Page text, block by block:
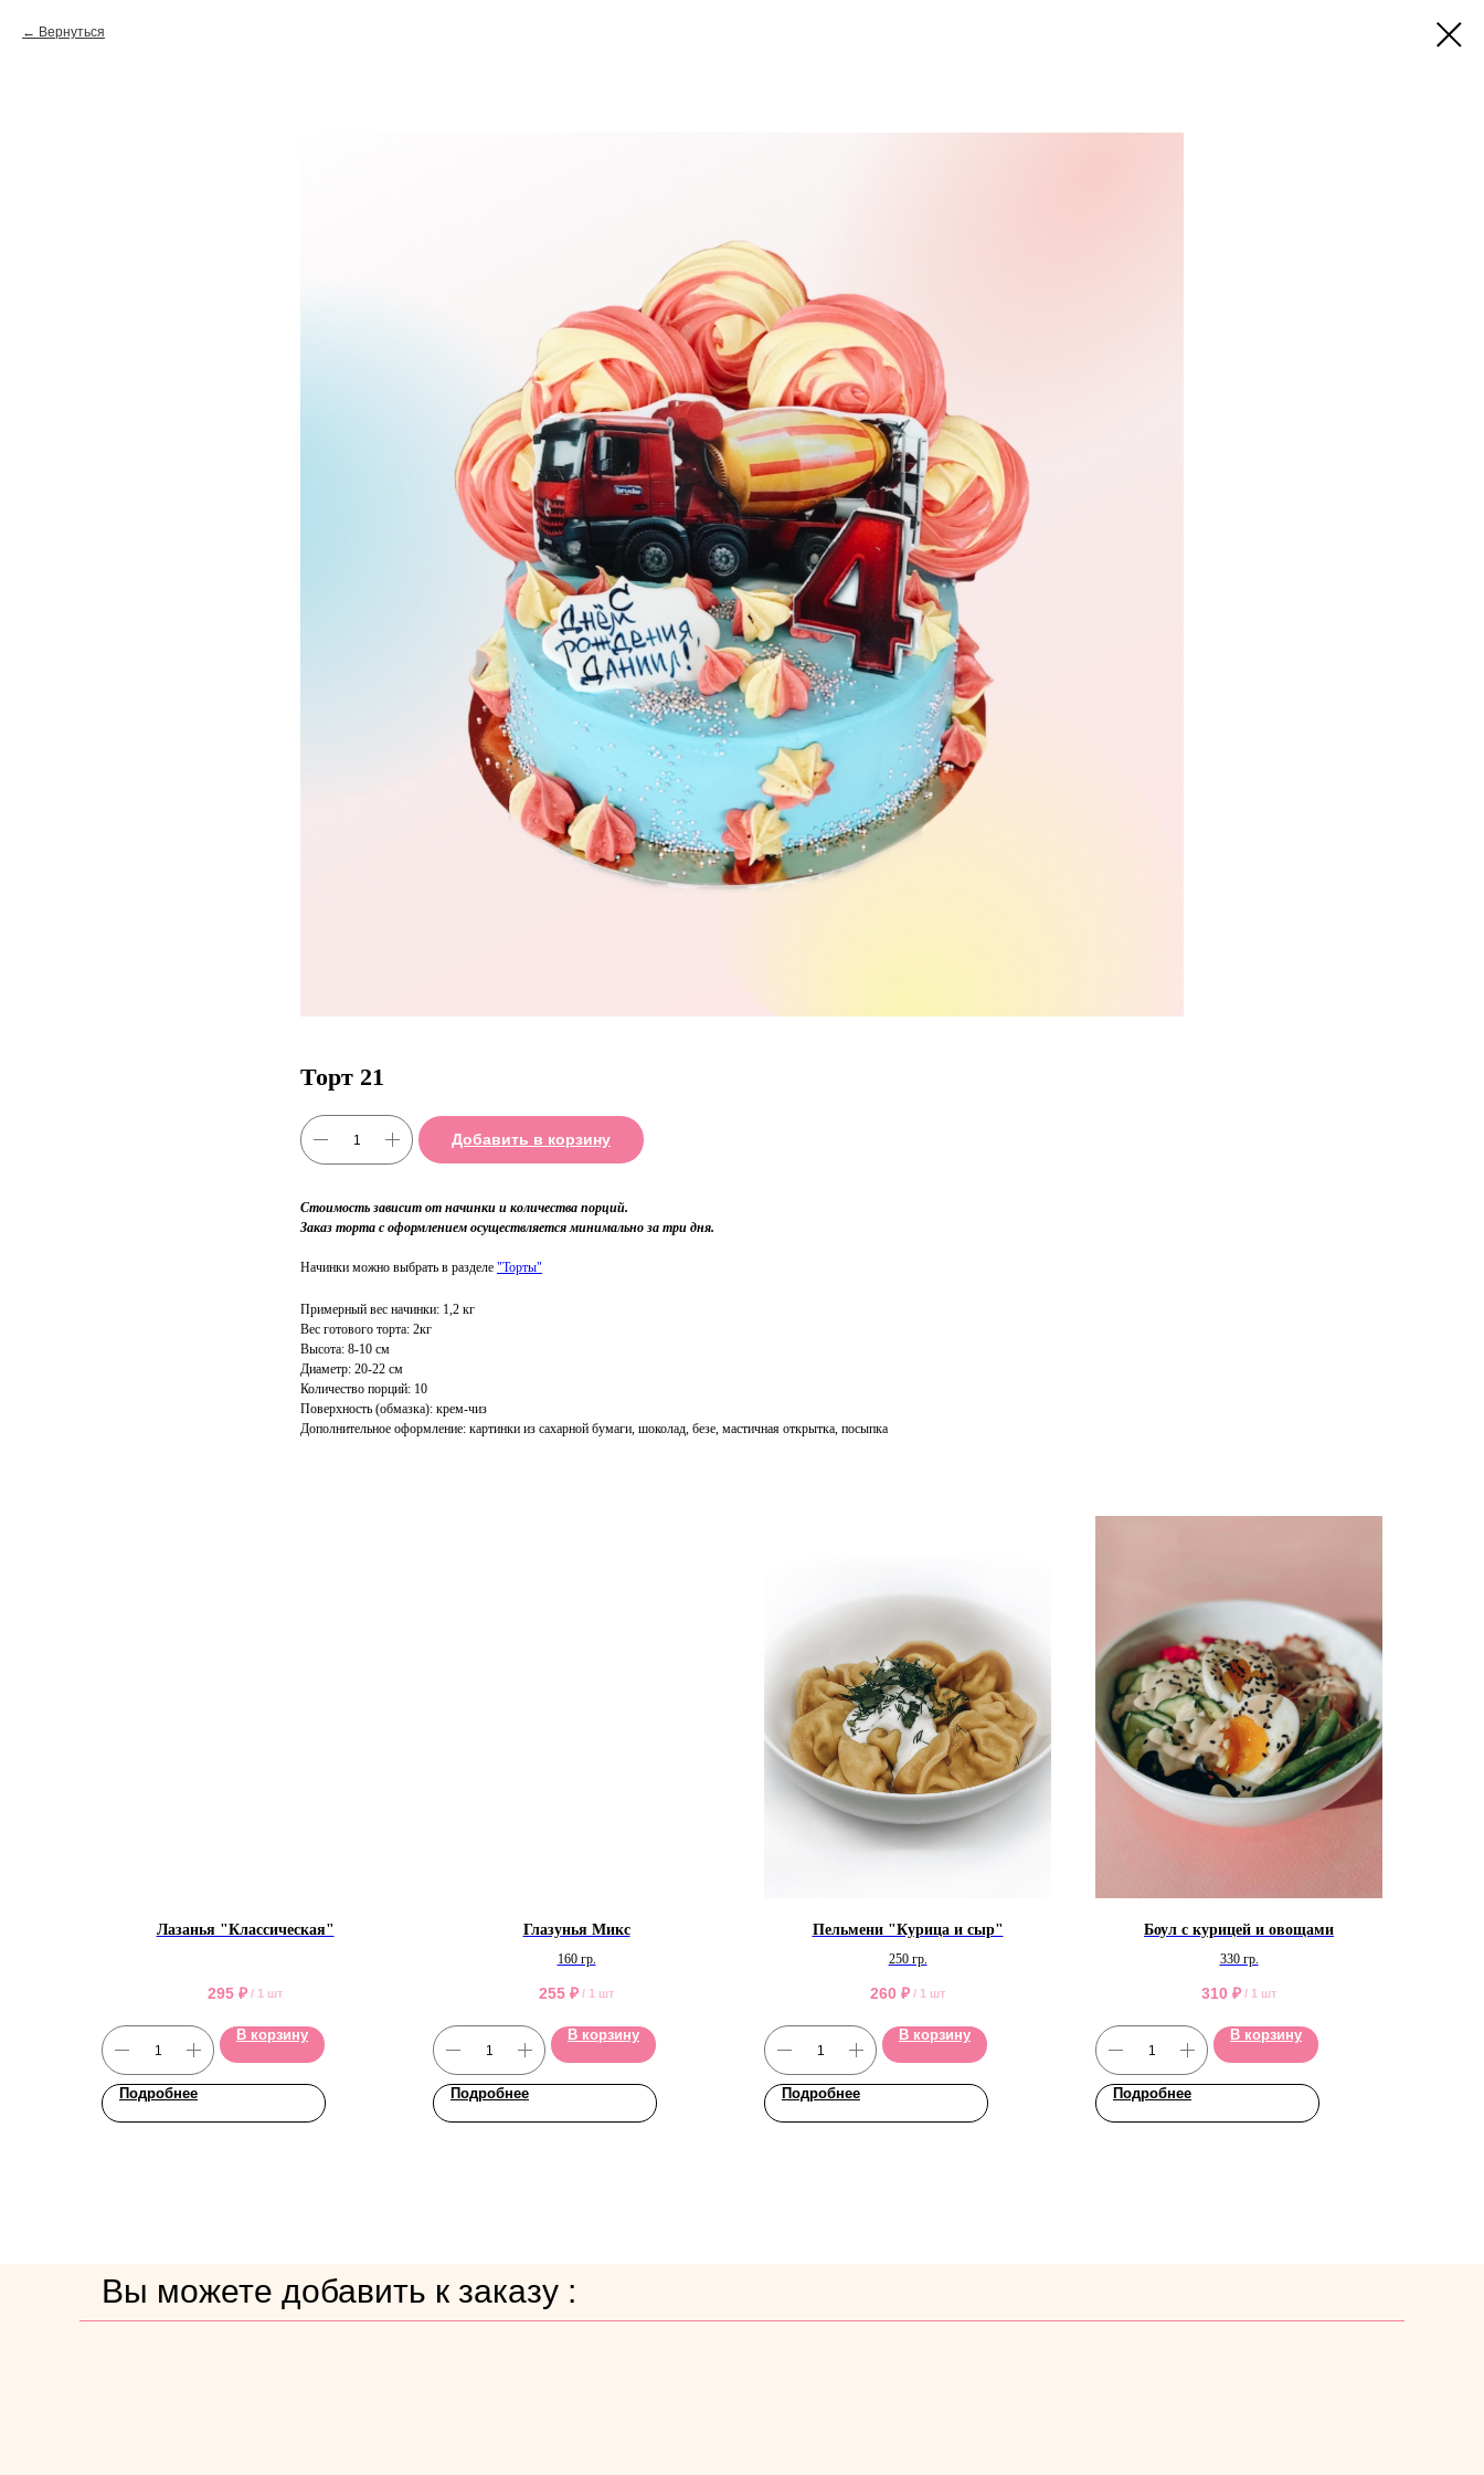
Вернуться
Торт 21
Добавить в корзину
Стоимость зависит от начинки и количества порций.
Заказ торта с оформлением осуществляется минимально за три дня.
Начинки можно выбрать в разделе "Торты"
Примерный вес начинки: 1,2 кг
Вес готового торта: 2кг
Высота: 8-10 см
Диаметр: 20-22 см
Количество порций: 10
Поверхность (обмазка): крем-чиз
Дополнительное оформление: картинки из сахарной бумаги, шоколад, безе, мастичная открытка, посыпка
Лазанья "Классическая"
295 ₽ / 1 шт
В корзину
Подробнее
Глазунья Микс
160 гр.
255 ₽ / 1 шт
В корзину
Подробнее
Пельмени "Курица и сыр"
250 гр.
260 ₽ / 1 шт
В корзину
Подробнее
Боул с курицей и овощами
330 гр.
310 ₽ / 1 шт
В корзину
Подробнее
Вы можете добавить к заказу :